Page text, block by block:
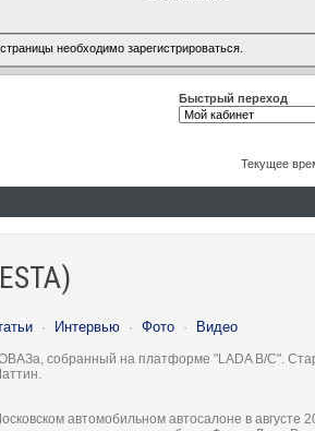
необходимо зарегистрироваться
Быстрый переход
Текущее
· Интервью · Фото · Видео
собранный на платформе "LADA B/C".
автомобильном автосалоне в